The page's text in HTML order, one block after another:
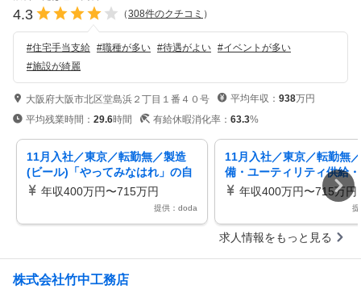
4.3 （308件のクチコミ ）
#住宅手当支給 #職種が多い #待遇がよい #イベントが多い
#施設が綺麗
大阪府大阪市北区堂島浜２丁目１番４０号 平均年収： 938万円
平均残業時間： 29.6時間 有給休暇消化率： 63.3%
11月入社／東京／転勤無／製造
(ビール)「やってみなはれ」の自
由闊達風土福利厚生〇
年収400万円〜715万円
提供：doda
11月入社／東京／転勤無
備・ユーティリティ供給
理設備のオペレーション
年収400万円〜715万円
求人情報をもっと見る
株式会社竹中工務店